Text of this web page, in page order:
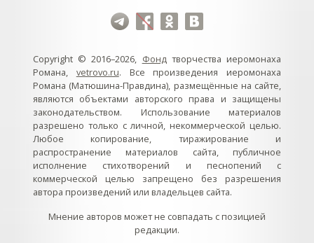
Copyright © 2016–2026, Фондтворчества иеромонаха
Романа, vetrovo.ru. Все произведения иеромонаха
Романа (Матюшина-Правдина), размещённые на сайте,
являются объектами авторского права и защищены
законодательством. Использование материалов
разрешено только с личной, некоммерческой целью.
Любое копирование, тиражирование и
распространение материалов сайта, публичное
исполнение стихотворений и песнопений с
коммерческой целью запрещено без разрешения
автора произведений или владельцев сайта.
Мнение авторов может не совпадать с позицией
редакции.